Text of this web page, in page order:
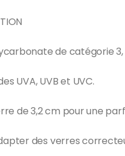
de catégorie 3,
UVA, UVB et UVC.
de 3,2 cm pour une
des verres